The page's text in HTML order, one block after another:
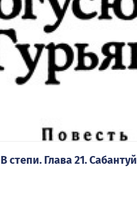
степи. Глава 21. Сабантуй